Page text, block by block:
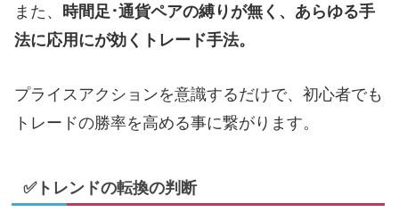
また、 時間足･通貨ペアの縛りが無く、あらゆる手
法に応用にが効くトレード手法。
プライスアクションを意識するだけで、初心者でも
トレードの勝率を高める事に繋がります。
✅トレンドの転換の判断